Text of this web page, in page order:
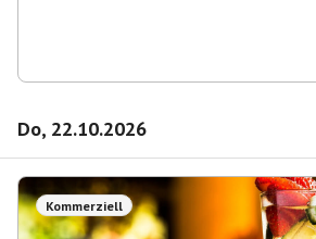
Do, 22.10.2026
Kommerziell